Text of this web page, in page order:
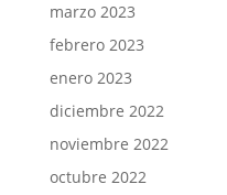
marzo 2023
febrero 2023
enero 2023
diciembre 2022
noviembre 2022
octubre 2022